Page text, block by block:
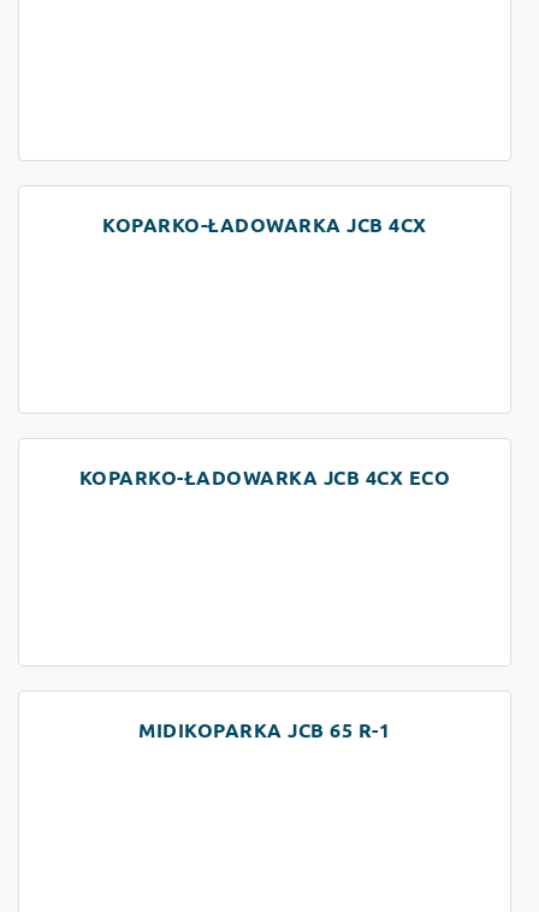
KOPARKO-ŁADOWARKA JCB 4CX
KOPARKO-ŁADOWARKA JCB 4CX ECO
MIDIKOPARKA JCB 65 R-1